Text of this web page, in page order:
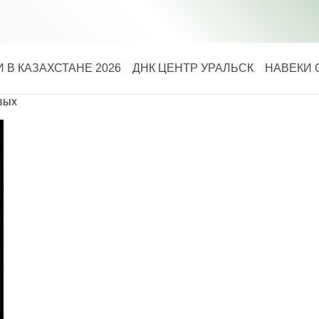
КАЗАХСТАНЕ 2026 ДНК ЦЕНТР УРАЛЬСК НАВЕКИ